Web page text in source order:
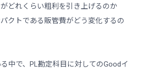
どれくらい粗利を引き上げるのか
クトである販管費がどう変化するの
中で、PL勘定科目に対してのGoodイ